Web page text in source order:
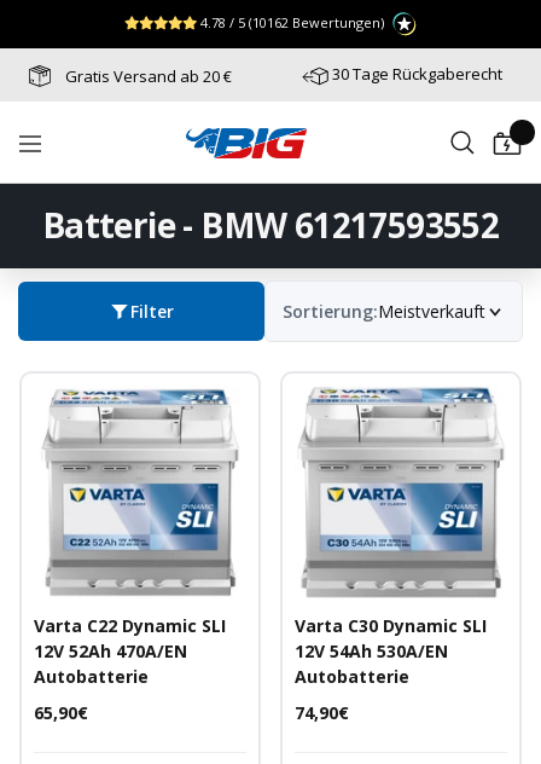
Zum Menü springen
Fußzeile springen
Barrierefreiheits-Widget öffnen
Inhalt
4.78 / 5 (10162 Bewertungen)
Gratis Versand ab 20 € 30 Tage Rückgaberecht
Navigation
Batterie-
Batterie - BMW 61217593552
Filter Sortierung:Meistverkauft
Varta C22 Dynamic SLI
12V 52Ah 470A/EN
Autobatterie
Angebotspreis
65,90€
Varta C30 Dynamic SLI
12V 54Ah 530A/EN
Autobatterie
Angebotspreis
74,90€